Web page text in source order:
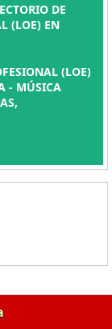
DE
(LOE) EN
(LOE)
- MÚSICA